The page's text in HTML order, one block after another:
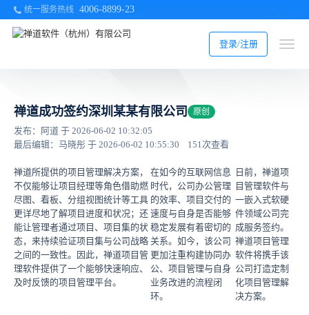
统一服务热线 4006-8899-23
登录/注册
禅道成功签约深圳某某有限公司 原创
发布：阿道 于 2026-06-02 10:32:05
最后编辑：马晓彤 于 2026-06-02 10:55:30
151次查看
日前，禅道项
目管理软件与
一嵌入式软硬
件领域公司完
成服务签约。
禅道项目管理
软件将携手该
公司打造定制
化项目管理解
决方案。
在如今的互联网信息
时代，公司办公管理
的效率、项目交付的
速度与自身是否能够
稳定发展有着密切的
关系。如今，该公司
更加注重构建协同办
公、项目管理与自身
业务改进的流程闭
环。
禅道所提供的项目管理解决方案，
不仅能够让项目经理等角色借助燃
尽图、看板、分组视图统计等工具
更详尽地了解项目进度和状况；还
能让管理者通过项目、项目集的状
态，来持续验证项目集与公司战略
之间的一致性。因此，禅道项目管
理软件提供了一个能够快速响应、
及时反馈的项目管理平台。